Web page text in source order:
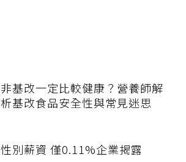
非基改一定比較健康？營養師解
析基改食品安全性與常見迷思
性別薪資 僅0.11%企業揭露